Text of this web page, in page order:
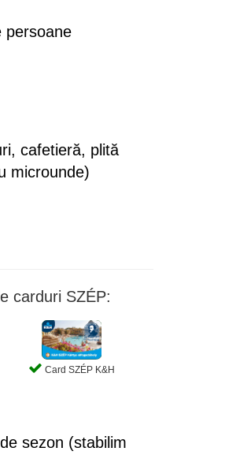
persoane
cafetieră, plită
microunde)
carduri SZÉP:
Card SZÉP K&H
sezon (stabilim